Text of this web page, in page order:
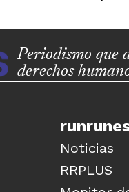
Periodismo que
derechos
Noticias
RRPLUS